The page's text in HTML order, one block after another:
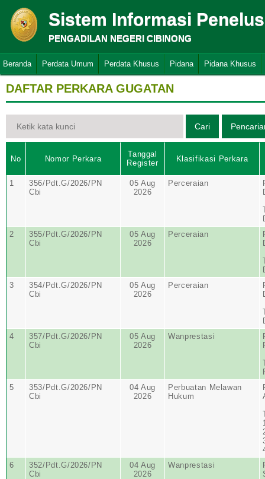
Sistem Informasi
PENGADILAN NEGERI CIBINONG
Beranda Perdata Umum Perdata Khusus Pidana Pidana Khusus
DAFTAR PERKARA GUGATAN
No Nomor Perkara
Tanggal
Register
Klasifikasi Perkara
1
356/Pdt.G/2026/PN
Cbi
05 Aug
2026
Perceraian
2
355/Pdt.G/2026/PN
Cbi
05 Aug
2026
Perceraian
3
354/Pdt.G/2026/PN
Cbi
05 Aug
2026
Perceraian
4
357/Pdt.G/2026/PN
Cbi
05 Aug
2026
Wanprestasi
5
353/Pdt.G/2026/PN
Cbi
04 Aug
2026
Perbuatan Melawan
Hukum
6
352/Pdt.G/2026/PN
Cbi
04 Aug
2026
Wanprestasi